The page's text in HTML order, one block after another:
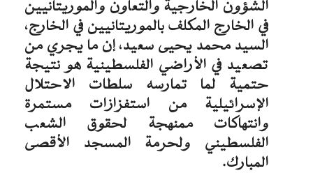
الشؤون الخارجية والتعاون والموريتانيين
في الخارج المكلف بالموريتانيين في الخارج،
السيد محمد يحيى سعيد، إن ما يجري من
تصعيد في الأراضي الفلسطينية هو نتيجة
حتمية لما تمارسه سلطات الاحتلال
الإسرائيلية من استفزازات مستمرة
وانتهاكات ممنهجة لحقوق الشعب
الفلسطيني ولحرمة المسجد الأقصى
المبارك.